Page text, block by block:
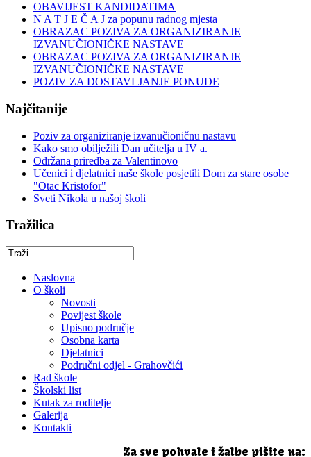
OBAVIJEST KANDIDATIMA
N A T J E Č A J za popunu radnog mjesta
OBRAZAC POZIVA ZA ORGANIZIRANJE
IZVANUČIONIČKE NASTAVE
OBRAZAC POZIVA ZA ORGANIZIRANJE
IZVANUČIONIČKE NASTAVE
POZIV ZA DOSTAVLJANJE PONUDE
Najčitanije
Poziv za organiziranje izvanučioničnu nastavu
Kako smo obilježili Dan učitelja u IV a.
Održana priredba za Valentinovo
Učenici i djelatnici naše škole posjetili Dom za stare osobe
"Otac Kristofor"
Sveti Nikola u našoj školi
Tražilica
Naslovna
O školi
Novosti
Povijest škole
Upisno područje
Osobna karta
Djelatnici
Područni odjel - Grahovčići
Rad škole
Školski list
Kutak za roditelje
Galerija
Kontakti
Za sve pohvale i žalbe pišite na: